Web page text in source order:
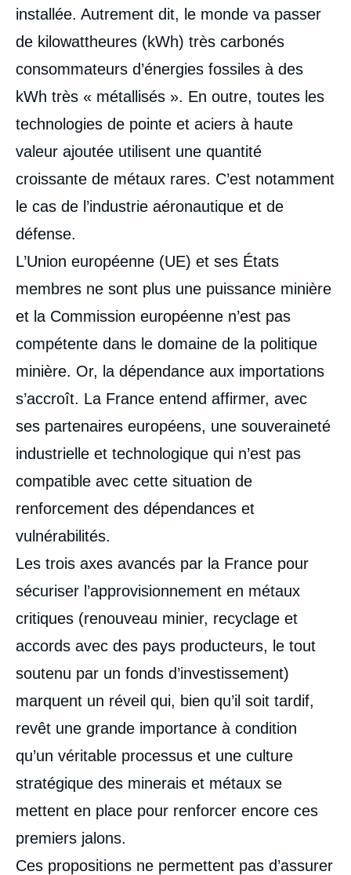
installée. Autrement dit, le monde va passer
de kilowattheures (kWh) très carbonés
consommateurs d’énergies fossiles à des
kWh très « métallisés ». En outre, toutes les
technologies de pointe et aciers à haute
valeur ajoutée utilisent une quantité
croissante de métaux rares. C’est notamment
le cas de l’industrie aéronautique et de
défense.
L’Union européenne (UE) et ses États
membres ne sont plus une puissance minière
et la Commission européenne n’est pas
compétente dans le domaine de la politique
minière. Or, la dépendance aux importations
s’accroît. La France entend affirmer, avec
ses partenaires européens, une souveraineté
industrielle et technologique qui n’est pas
compatible avec cette situation de
renforcement des dépendances et
vulnérabilités.
Les trois axes avancés par la France pour
sécuriser l’approvisionnement en métaux
critiques (renouveau minier, recyclage et
accords avec des pays producteurs, le tout
soutenu par un fonds d’investissement)
marquent un réveil qui, bien qu’il soit tardif,
revêt une grande importance à condition
qu’un véritable processus et une culture
stratégique des minerais et métaux se
mettent en place pour renforcer encore ces
premiers jalons.
Ces propositions ne permettent pas d’assurer